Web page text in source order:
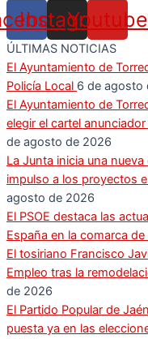
Instagram
Youtube
ÚLTIMAS NOTICIAS
El Ayuntamiento de
Policía Local 6 de agosto
El Ayuntamiento de
elegir el cartel
de agosto de 2026
La Junta inicia una
impulso a los proyectos
agosto de 2026
El PSOE destaca las
España en la comarca de
El tosiriano Francisco
Empleo tras la
de 2026
El Partido Popular de
puesta ya en las